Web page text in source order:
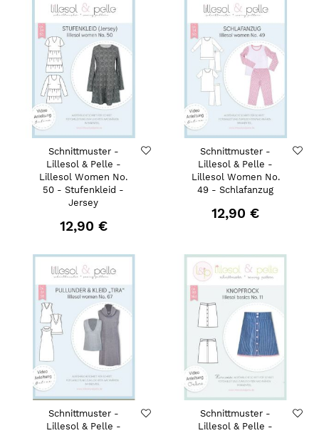
Schnittmuster -
Lillesol & Pelle -
Lillesol Women No.
50 - Stufenkleid -
Jersey
12,90 €
Schnittmuster -
Lillesol & Pelle -
Lillesol Women No.
49 - Schlafanzug
12,90 €
Schnittmuster -
Lillesol & Pelle -
Schnittmuster -
Lillesol & Pelle -